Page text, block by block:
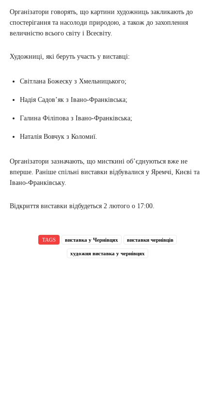
Організатори говорять, що картини художниць закликають до
спостерігання та насолоди природою, а також до захоплення
величністю всього світу і Всесвіту.
Художниці, які беруть участь у виставці:
Світлана Божеску з Хмельницького;
Надія Садов’як з Івано-Франківська;
Галина Філіпова з Івано-Франківська;
Наталія Вовчук з Коломиї.
Організатори зазначають, що мисткині об’єднуються вже не
вперше. Раніше спільні виставки відбувалися у Яремчі, Києві та
Івано-Франківську.
Відкриття виставки відбудеться 2 лютого о 17:00.
TAGS виставка у Чернівцях виставки чернівців
художня виставка у чернівцях